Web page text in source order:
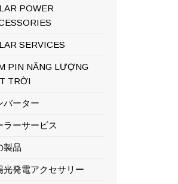
POWER
SERVICES
PIN NĂNG LƯỢNG
TRỜI
バーター
ラーサービス
製品
光発電アクセサリー